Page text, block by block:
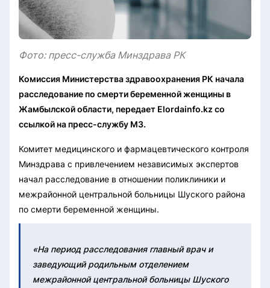
Фото: пресс-служба Минздрава РК
Комиссия Министерства здравоохранения РК начала
расследование по смерти беременной женщины в
Жамбылской области, передает Elordainfo.kz со
ссылкой на пресс-службу МЗ.
Комитет медицинского и фармацевтического контроля
Минздрава с привлечением независимых экспертов
начал расследование в отношении поликлиники и
межрайонной центральной больницы Шуского района
по смерти беременной женщины.
«На период расследования главный врач и
заведующий родильным отделением
межрайонной центральной больницы Шуского